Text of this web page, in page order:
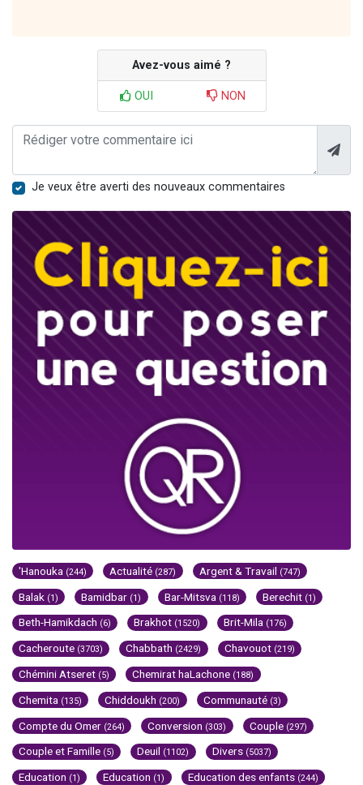
Avez-vous aimé ?
OUI NON
Je veux être averti des nouveaux commentaires
'Hanouka (244) Actualité (287) Argent & Travail (747)
Balak (1) Bamidbar (1) Bar-Mitsva (118) Berechit (1)
Beth-Hamikdach (6) Brakhot (1520) Brit-Mila (176)
Cacheroute (3703) Chabbath (2429) Chavouot (219)
Chémini Atseret (5) Chemirat haLachone (188)
Chemita (135) Chiddoukh (200) Communauté (3)
Compte du Omer (264) Conversion (303) Couple (297)
Couple et Famille (5) Deuil (1102) Divers (5037)
Education (1) Education (1) Education des enfants (244)